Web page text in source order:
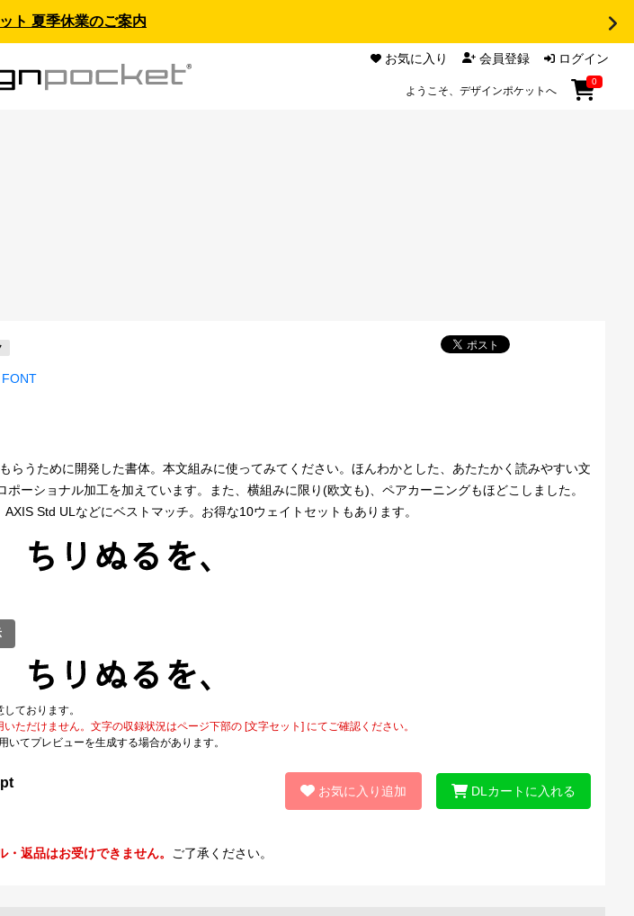
ト 夏季休業のご案内
お気に入り 会員登録 ログイン
ようこそ、デザインポケットへ
0
FONT
らうために開発した書体。本文組みに使ってみてください。ほんわかとした、あたたかく読みやすい文
ーショナル加工を加えています。また、横組みに限り(欧文も)、ペアカーニングもほどこしました。
Std ULなどにベストマッチ。お得な10ウェイトセットもあります。
ております。
ただけません。文字の収録状況はページ下部の [文字セット] にてご確認ください。
てプレビューを生成する場合があります。
お気に入り追加 DLカートに入れる
・返品はお受けできません。 ご了承ください。